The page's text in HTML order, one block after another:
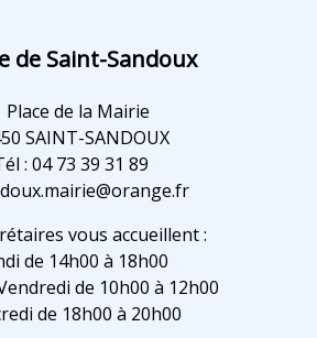
de Saint-Sandoux
Place de la Mairie
SAINT-SANDOUX
: 04 73 39 31 89
vous accueillent :
de 14h00 à 18h00
de 10h00 à 12h00
de 18h00 à 20h00